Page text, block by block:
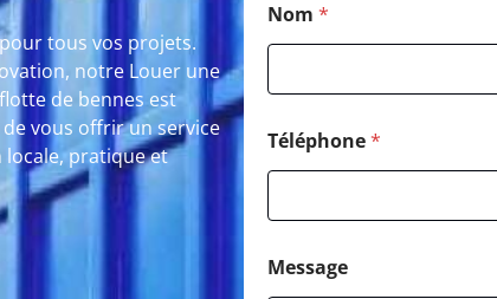
tous vos projets.
notre Louer une
de bennes est
vous offrir un service
locale, pratique et
Nom *
Téléphone*
Message